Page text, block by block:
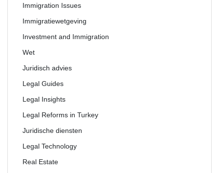
Immigration Issues
Immigratiewetgeving
Investment and Immigration
Wet
Juridisch advies
Legal Guides
Legal Insights
Legal Reforms in Turkey
Juridische diensten
Legal Technology
Real Estate